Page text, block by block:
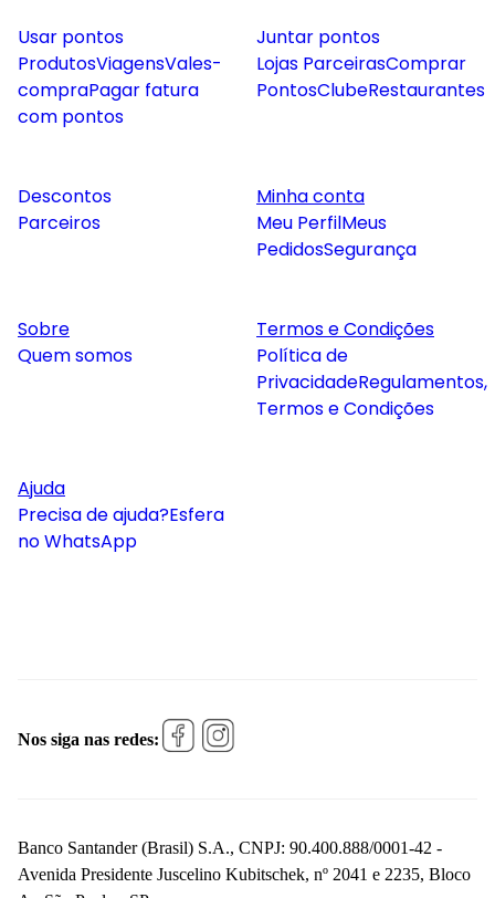
Usar pontos
ProdutosViagensVales-
compraPagar fatura
com pontos
Juntar pontos
Lojas ParceirasComprar
PontosClubeRestaurantes
Descontos
Parceiros
Minha conta
Meu PerfilMeus
PedidosSegurança
Sobre
Quem somos
Termos e Condições
Política de
PrivacidadeRegulamentos,
Termos e Condições
Ajuda
Precisa de ajuda?Esfera
no WhatsApp
Nos siga nas redes:
Banco Santander (Brasil) S.A., CNPJ: 90.400.888/0001-42 -
Avenida Presidente Juscelino Kubitschek, nº 2041 e 2235, Bloco